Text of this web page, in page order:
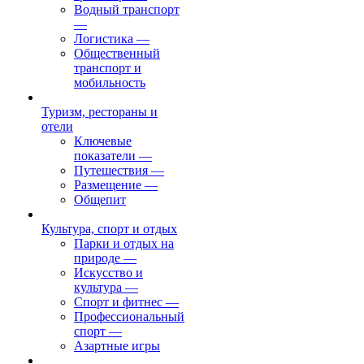
Водный транспорт
—
Логистика —
Общественный
транспорт и
мобильность
Туризм, рестораны и
отели
Ключевые
показатели —
Путешествия —
Размещение —
Общепит
Культура, спорт и отдых
Парки и отдых на
природе —
Искусство и
культура —
Спорт и фитнес —
Профессиональный
спорт —
Азартные игры